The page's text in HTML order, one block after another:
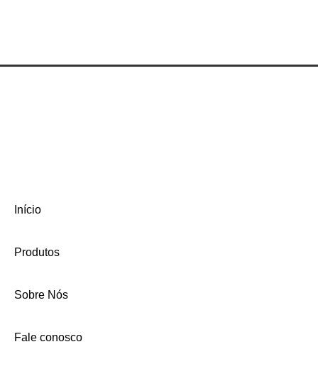
Início
Produtos
Sobre Nós
Fale conosco